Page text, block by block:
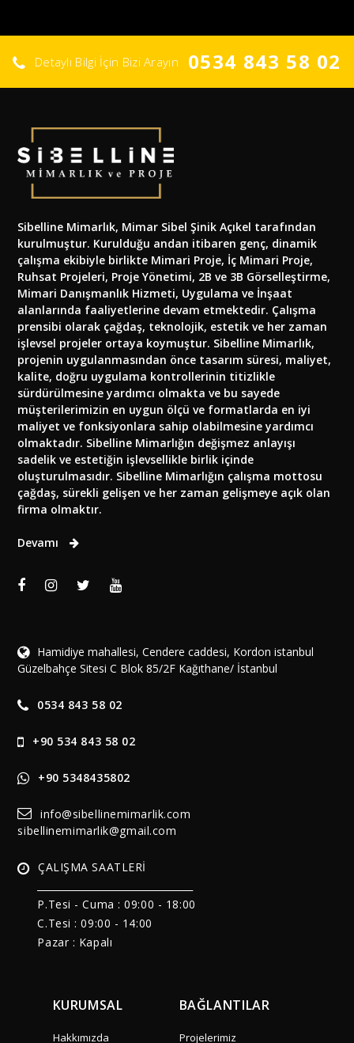
Detaylı Bilgi İçin Bizi Arayın 0534 843 58 02
Sibelline Mimarlık, Mimar Sibel Şinik Açıkel tarafından
kurulmuştur. Kurulduğu andan itibaren genç, dinamik
çalışma ekibiyle birlikte Mimari Proje, İç Mimari Proje,
Ruhsat Projeleri, Proje Yönetimi, 2B ve 3B Görselleştirme,
Mimari Danışmanlık Hizmeti, Uygulama ve İnşaat
alanlarında faaliyetlerine devam etmektedir. Çalışma
prensibi olarak çağdaş, teknolojik, estetik ve her zaman
işlevsel projeler ortaya koymuştur. Sibelline Mimarlık,
projenin uygulanmasından önce tasarım süresi, maliyet,
kalite, doğru uygulama kontrollerinin titizlikle
sürdürülmesine yardımcı olmakta ve bu sayede
müşterilerimizin en uygun ölçü ve formatlarda en iyi
maliyet ve fonksiyonlara sahip olabilmesine yardımcı
olmaktadır. Sibelline Mimarlığın değişmez anlayışı
sadelik ve estetiğin işlevsellikle birlik içinde
oluşturulmasıdır. Sibelline Mimarlığın çalışma mottosu
çağdaş, sürekli gelişen ve her zaman gelişmeye açık olan
firma olmaktır.
Devamı
Hamidiye mahallesi, Cendere caddesi, Kordon istanbul
Güzelbahçe Sitesi C Blok 85/2F Kağıthane/ İstanbul
0534 843 58 02
+90 534 843 58 02
+90 5348435802
info@sibellinemimarlik.com
sibellinemimarlik@gmail.com
ÇALIŞMA SAATLERİ
P.Tesi - Cuma : 09:00 - 18:00
C.Tesi : 09:00 - 14:00
Pazar : Kapalı
KURUMSAL
Hakkımızda
BAĞLANTILAR
Projelerimiz